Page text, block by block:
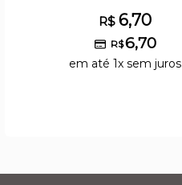
R$6,70
R$6,70
em até 1x sem juros